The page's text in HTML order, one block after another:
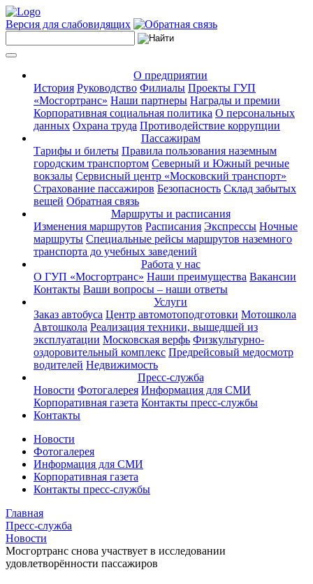
Версия для слабовидящих
О предприятии
История Руководство Филиалы Проекты ГУП
«Мосгортранс» Наши партнеры Награды и премии
Корпоративная социальная политика О персональных
данных Охрана труда Противодействие коррупции
Пассажирам
Тарифы и билеты Правила пользования наземным
городским транспортом Северный и Южный речные
вокзалы Сервисный центр «Московский транспорт»
Страхование пассажиров Безопасность Склад забытых
вещей Обратная связь
Маршруты и расписания
Изменения маршрутов Расписания Экспрессы Ночные
маршруты Специальные рейсы маршрутов наземного
транспорта до учебных заведений
Работа у нас
О ГУП «Мосгортранс» Наши преимущества Вакансии
Контакты Ваши вопросы – наши ответы
Услуги
Заказ автобуса Центр автомотоподготовки Мотошкола
Автошкола Реализация техники, вышедшей из
эксплуатации Московская верфь Физкультурно-
оздоровительный комплекс Предрейсовый медосмотр
водителей Недвижимость
Пресс-служба
Новости Фотогалерея Информация для СМИ
Корпоративная газета Контакты пресс-службы
Контакты
Новости
Фотогалерея
Информация для СМИ
Корпоративная газета
Контакты пресс-службы
Главная
Пресс-служба
Новости
Мосгортранс снова участвует в исследовании
удовлетворённости пассажиров